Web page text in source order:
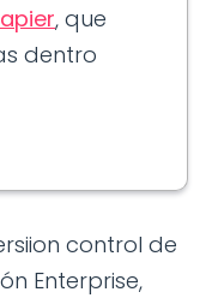
, que
dentro
control de
Enterprise,